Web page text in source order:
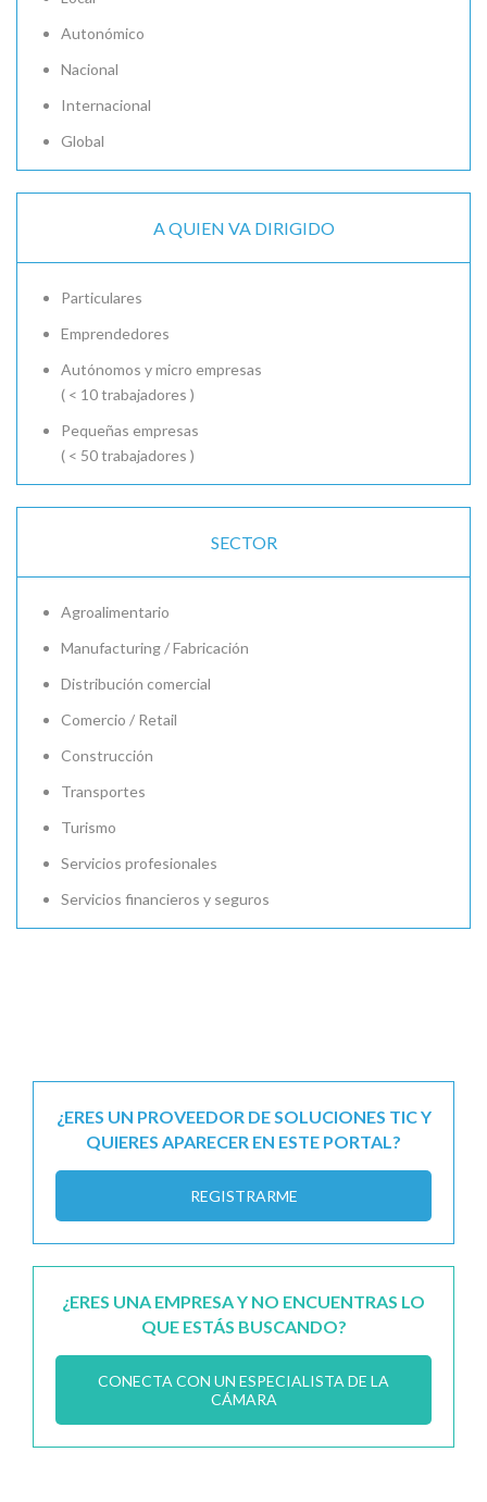
Autonómico
Nacional
Internacional
Global
A QUIEN VA DIRIGIDO
Particulares
Emprendedores
Autónomos y micro empresas
( < 10 trabajadores )
Pequeñas empresas
( < 50 trabajadores )
SECTOR
Agroalimentario
Manufacturing / Fabricación
Distribución comercial
Comercio / Retail
Construcción
Transportes
Turismo
Servicios profesionales
Servicios financieros y seguros
¿ERES UN PROVEEDOR DE SOLUCIONES TIC Y
QUIERES APARECER EN ESTE PORTAL?
REGISTRARME
¿ERES UNA EMPRESA Y NO ENCUENTRAS LO
QUE ESTÁS BUSCANDO?
CONECTA CON UN ESPECIALISTA DE LA
CÁMARA